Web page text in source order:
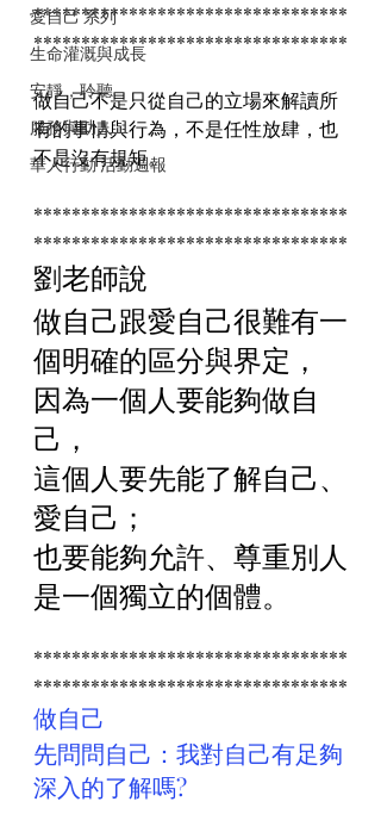
愛自己 系列
生命灌溉與成長
安靜，聆聽
服務與助人
華人行動 活動週報
*********************************
*********************************
做自己不是只從自己的立場來解讀所
有的事情與行為，不是任性放肆，也
不是沒有規矩。
*********************************
*********************************
劉老師說
做自己跟愛自己很難有一
個明確的區分與界定，
因為一個人要能夠做自
己，
這個人要先能了解自己、
愛自己；
也要能夠允許、尊重別人
是一個獨立的個體。
*********************************
*********************************
做自己
先問問自己：我對自己有足夠
深入的了解嗎?